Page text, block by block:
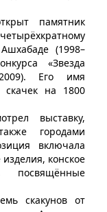
памятник
(1998–
«Звезда
Его имя
скачек на 1800
выставку,
городами
включала
конское
посвящённые
скакунов от